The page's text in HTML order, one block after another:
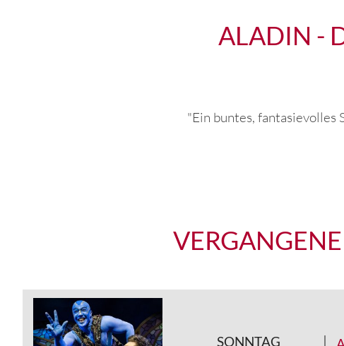
ALADIN -
"Ein buntes, fantasievolles
SONNTAG